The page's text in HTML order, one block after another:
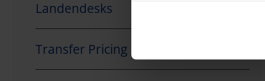
Landendesks
Transfer Pricing